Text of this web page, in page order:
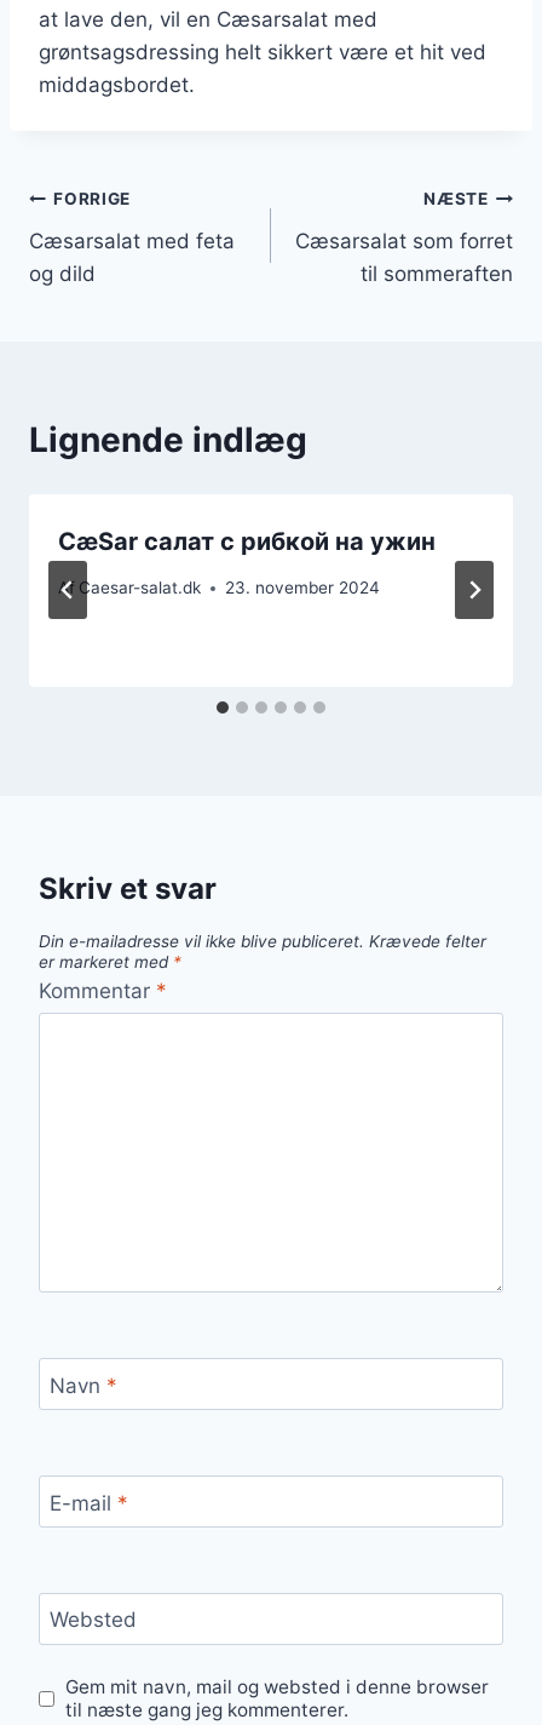
at lave den, vil en Cæsarsalat med
grøntsagsdressing helt sikkert være et hit ved
middagsbordet.
Indlægsnavigation
FORRIGE
Cæsarsalat med feta
og dild
NÆSTE
Cæsarsalat som forret
til sommeraften
Lignende indlæg
CæSar салат с рибкой на ужин
Af Caesar-salat.dk 23. november 2024
Skriv et svar
Din e-mailadresse vil ikke blive publiceret. Krævede felter
er markeret med *
Kommentar *
Navn *
E-mail *
Websted
Gem mit navn, mail og websted i denne browser
til næste gang jeg kommenterer.